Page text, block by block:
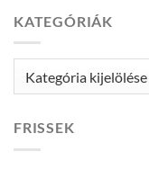
KATEGÓRIÁK
FRISSEK